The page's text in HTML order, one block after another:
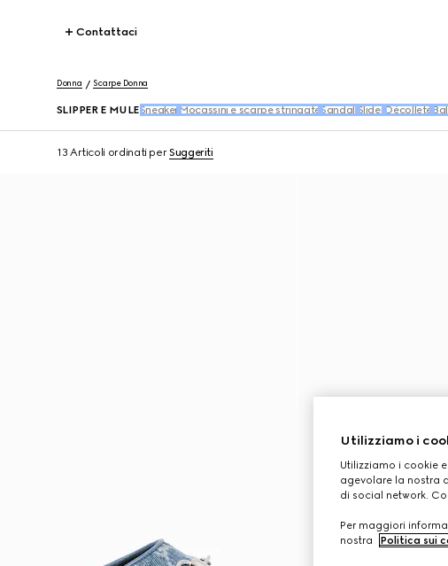
Contattaci
Donna Scarpe Donna
SLIPPER E MULE Sneaker Mocassini e scarpe stringate Sandali Slider Décolleté
13 Articoli ordinati perSuggeriti
Utilizziamo i
Utilizziamo i cookie
agevolare la nostra
di social network.
Per maggiori
nostra
Politica sui